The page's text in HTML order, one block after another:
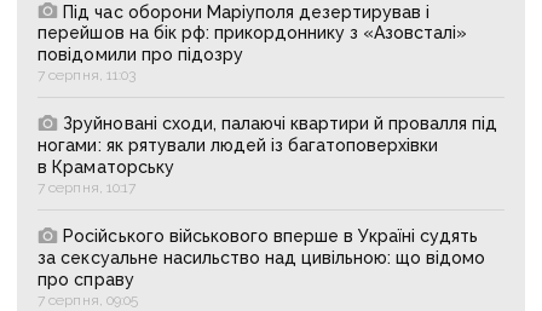
Під час оборони Маріуполя дезертирував і
перейшов на бік рф: прикордоннику з «Азовсталі»
повідомили про підозру
7 серпня, 11:03
Зруйновані сходи, палаючі квартири й провалля під
ногами: як рятували людей із багатоповерхівки
в Краматорську
7 серпня, 10:17
Російського військового вперше в Україні судять
за сексуальне насильство над цивільною: що відомо
про справу
7 серпня, 09:05